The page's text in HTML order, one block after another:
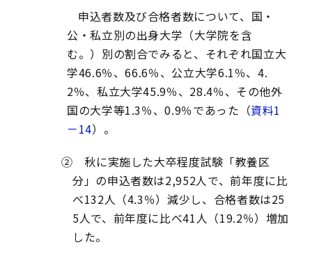
申込者数及び合格者数について、国・
公・私立別の出身大学（大学院を含
む。）別の割合でみると、それぞれ国立大
学46.6％、66.6％、公立大学6.1％、4.
2％、私立大学45.9％、28.4％、その他外
国の大学等1.3％、0.9％であった（資料1
－14）。
② 秋に実施した大卒程度試験「教養区
分」の申込者数は2,952人で、前年度に比
べ132人（4.3％）減少し、合格者数は25
5人で、前年度に比べ41人（19.2％）増加
した。